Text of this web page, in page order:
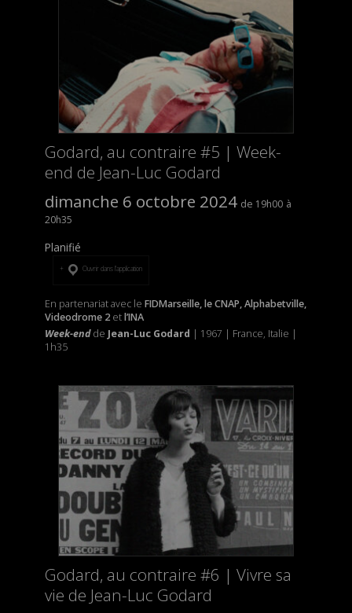
Godard, au contraire #5 | Week-
end de Jean-Luc Godard
dimanche 6 octobre 2024
19h00
20h35
Planifié
Ouvrir dans l’application
En partenariat avec le FIDMarseille, le CNAP, Alphabetville,
Videodrome 2 etl’INA
Week-endde Jean-Luc Godard | 1967 | France, Italie |
1h35
Godard, au contraire #6 | Vivre sa
vie de Jean-Luc Godard